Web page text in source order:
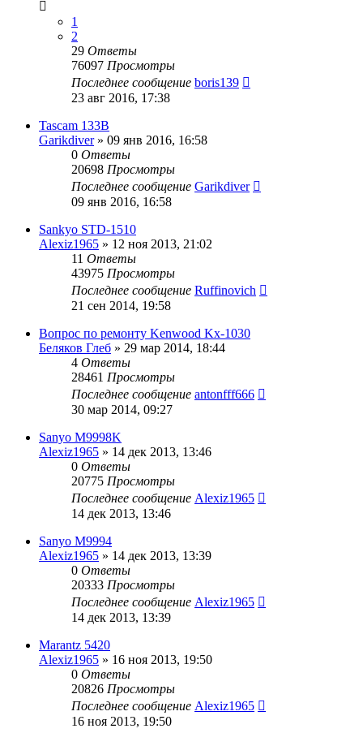
1
2
29 Ответы
76097 Просмотры
Последнее сообщение boris139
23 авг 2016, 17:38
Tascam 133B
Garikdiver» 09 янв 2016, 16:58
0 Ответы
20698 Просмотры
Последнее сообщение Garikdiver
09 янв 2016, 16:58
Sankyo STD-1510
Alexiz1965 » 12 ноя 2013, 21:02
11 Ответы
43975 Просмотры
Последнее сообщение Ruffinovich
21 сен 2014, 19:58
Вопрос по ремонту Kenwood Kx-1030
Беляков Глеб » 29 мар 2014, 18:44
4 Ответы
28461 Просмотры
Последнее сообщение antonfff666
30 мар 2014, 09:27
Sanyo M9998K
Alexiz1965 » 14 дек 2013, 13:46
0 Ответы
20775 Просмотры
Последнее сообщение Alexiz1965
14 дек 2013, 13:46
Sanyo M9994
Alexiz1965 » 14 дек 2013, 13:39
0 Ответы
20333 Просмотры
Последнее сообщение Alexiz1965
14 дек 2013, 13:39
Marantz 5420
Alexiz1965 » 16 ноя 2013, 19:50
0 Ответы
20826 Просмотры
Последнее сообщение Alexiz1965
16 ноя 2013, 19:50